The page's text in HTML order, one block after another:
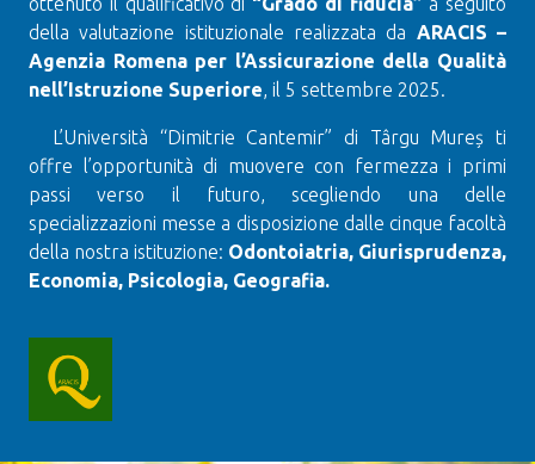
della valutazione istituzionale realizzata da ARACIS –
Agenzia Romena per l’Assicurazione della Qualità
nell’Istruzione Superiore, il 5 settembre 2025.
L’Università “Dimitrie Cantemir” di Târgu Mureș ti
offre l’opportunità di muovere con fermezza i primi
passi verso il futuro, scegliendo una delle
specializzazioni messe a disposizione dalle cinque facoltà
della nostra istituzione: Odontoiatria, Giurisprudenza,
Economia, Psicologia, Geografia.